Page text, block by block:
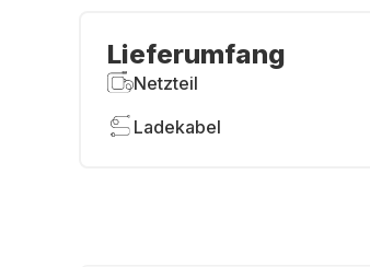
Lieferumfang
Netzteil
Ladekabel